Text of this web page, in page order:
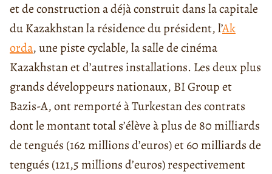
et de construction a déjà construit dans la capitale
du Kazakhstan la résidence du président, l’Ak
orda, une piste cyclable, la salle de cinéma
Kazakhstan et d’autres installations. Les deux plus
grands développeurs nationaux, BI Group et
Bazis-A, ont remporté à Turkestan des contrats
dont le montant total s’élève à plus de 80 milliards
de tengués (162 millions d’euros) et 60 milliards de
tengués (121,5 millions d’euros) respectivement